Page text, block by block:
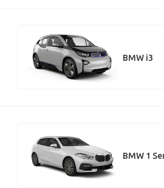
BMW i3
BMW 1